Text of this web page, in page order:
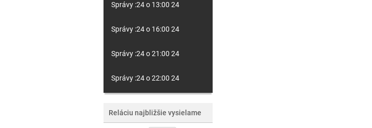
Správy :24 o 13:00 24
Správy :24 o 16:00 24
Správy :24 o 21:00 24
Správy :24 o 22:00 24
Reláciu najbližšie vysielame